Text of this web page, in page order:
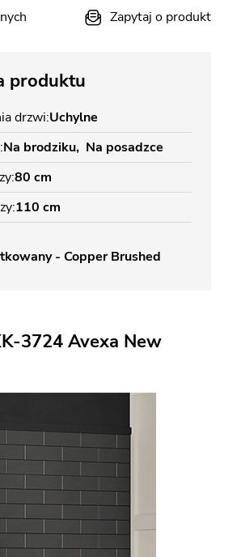
Zapytaj o produkt
produktu
drzwi Uchylne
Na brodziku Na posadzce
80 cm
110 cm
- Copper Brushed
3724 Avexa New